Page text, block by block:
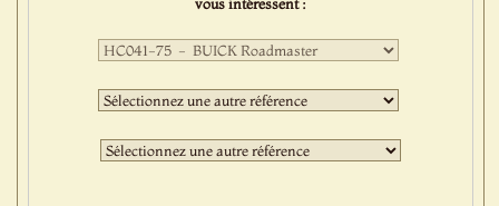
Première
sélection
:Deuxième
sélection
:Troisième
sélection